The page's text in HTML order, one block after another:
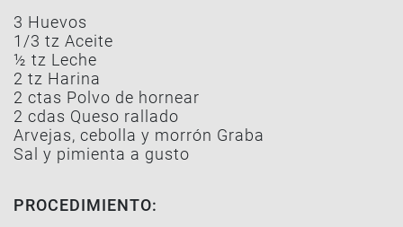
3 Huevos
1/3 tz Aceite
½ tz Leche
2 tz Harina
2 ctas Polvo de hornear
2 cdas Queso rallado
Arvejas, cebolla y morrón Graba
Sal y pimienta a gusto
PROCEDIMIENTO: